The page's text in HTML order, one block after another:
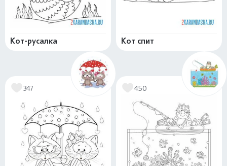
Кот-русалка Кот спит
347 450